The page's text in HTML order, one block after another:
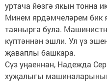
уртача йөзгә якын тонна
Минем ярдәмчеләрем бик
таянырга була.
күптәннән эшли. Ул үз
җаваплы башкара.
Сүз уңаеннан, Надежда
хуҗалыгы машиналарының